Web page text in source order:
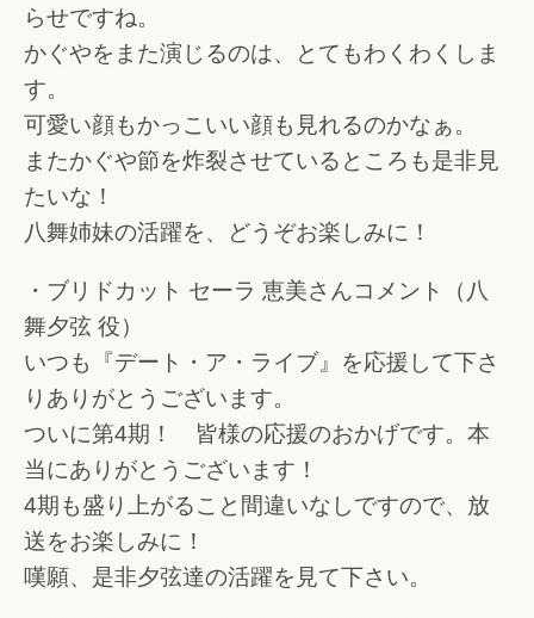
らせですね。
かぐやをまた演じるのは、とてもわくわくしま
す。
可愛い顔もかっこいい顔も見れるのかなぁ。
またかぐや節を炸裂させているところも是非見
たいな！
八舞姉妹の活躍を、どうぞお楽しみに！
・ブリドカット セーラ 恵美さんコメント（八
舞夕弦 役）
いつも『デート・ア・ライブ』を応援して下さ
りありがとうございます。
ついに第4期！ 皆様の応援のおかげです。本
当にありがとうございます！
4期も盛り上がること間違いなしですので、放
送をお楽しみに！
嘆願、是非夕弦達の活躍を見て下さい。